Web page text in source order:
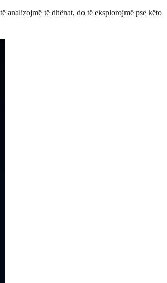
analizojmë të dhënat, do të eksplorojmë pse këto